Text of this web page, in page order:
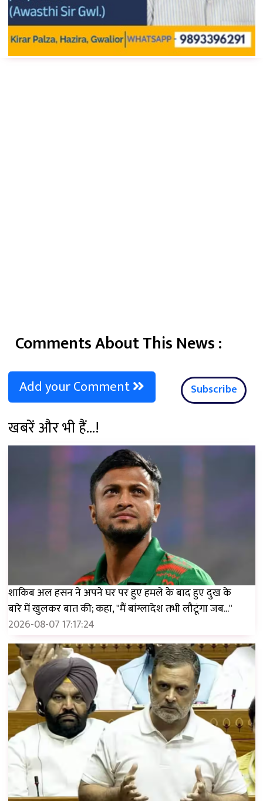
Comments About This News :
Add your Comment Subscribe
खबरें और भी हैं...!
शाकिब अल हसन ने अपने घर पर हुए हमले के बाद हुए दुख के
बारे में खुलकर बात की; कहा, "मैं बांग्लादेश तभी लौटूंगा जब..."
2026-08-07 17:17:24